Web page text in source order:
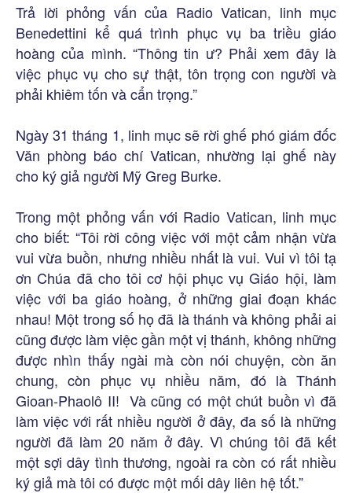
Trả lời phỏng vấn của Radio Vatican, linh mục
Benedettini kể quá trình phục vụ ba triều giáo
hoàng của mình. “Thông tin ư? Phải xem đây là
việc phục vụ cho sự thật, tôn trọng con người và
phải khiêm tốn và cẩn trọng.”
Ngày 31 tháng 1, linh mục sẽ rời ghế phó giám đốc
Văn phòng báo chí Vatican, nhường lại ghế này
cho ký giả người Mỹ Greg Burke.
Trong một phỏng vấn với Radio Vatican, linh mục
cho biết: “Tôi rời công việc với một cảm nhận vừa
vui vừa buồn, nhưng nhiều nhất là vui. Vui vì tôi tạ
ơn Chúa đã cho tôi cơ hội phục vụ Giáo hội, làm
việc với ba giáo hoàng, ở những giai đoạn khác
nhau! Một trong số họ đã là thánh và không phải ai
cũng được làm việc gần một vị thánh, không những
được nhìn thấy ngài mà còn nói chuyện, còn ăn
chung, còn phục vụ nhiều năm, đó là Thánh
Gioan-Phaolô II! Và cũng có một chút buồn vì đã
làm việc với rất nhiều người ở đây, đa số là những
người đã làm 20 năm ở đây. Vì chúng tôi đã kết
một sợi dây tình thương, ngoài ra còn có rất nhiều
ký giả mà tôi có được một mối dây liên hệ tốt.”